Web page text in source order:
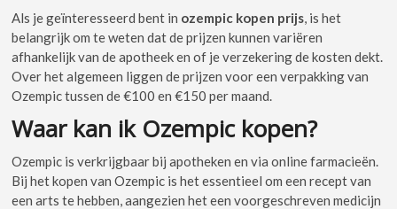
Als je geïnteresseerd bent in ozempic kopen prijs , is het
belangrijk om te weten dat de prijzen kunnen variëren
afhankelijk van de apotheek en of je verzekering de kosten dekt.
Over het algemeen liggen de prijzen voor een verpakking van
Ozempic tussen de €100 en €150 per maand.
Waar kan ik Ozempic kopen?
Ozempic is verkrijgbaar bij apotheken en via online farmacieën.
Bij het kopen van Ozempic is het essentieel om een recept van
een arts te hebben, aangezien het een voorgeschreven medicijn